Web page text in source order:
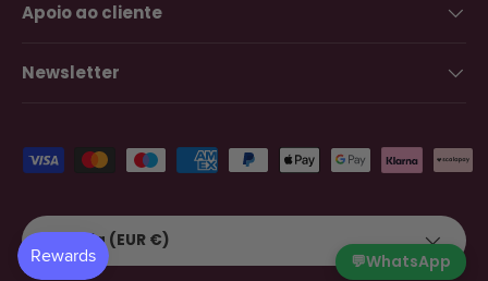
Apoio ao cliente
Newsletter
Métodos de pagamento aceites
País/Região
Grécia (EUR €)
💬WhatsApp